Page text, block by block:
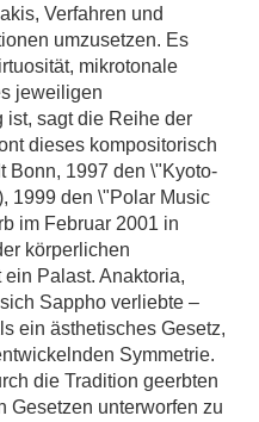
Verfahren und
umzusetzen. Es
mikrotonale
jeweiligen
ist, sagt die Reihe der
dieses kompositorisch
Bonn, 1997 den \"Kyoto-
1999 den \"Polar Music
im Februar 2001 in
körperlichen
Palast. Anaktoria,
Sappho verliebte –
ein ästhetisches Gesetz,
Symmetrie.
die Tradition geerbten
Gesetzen unterworfen zu